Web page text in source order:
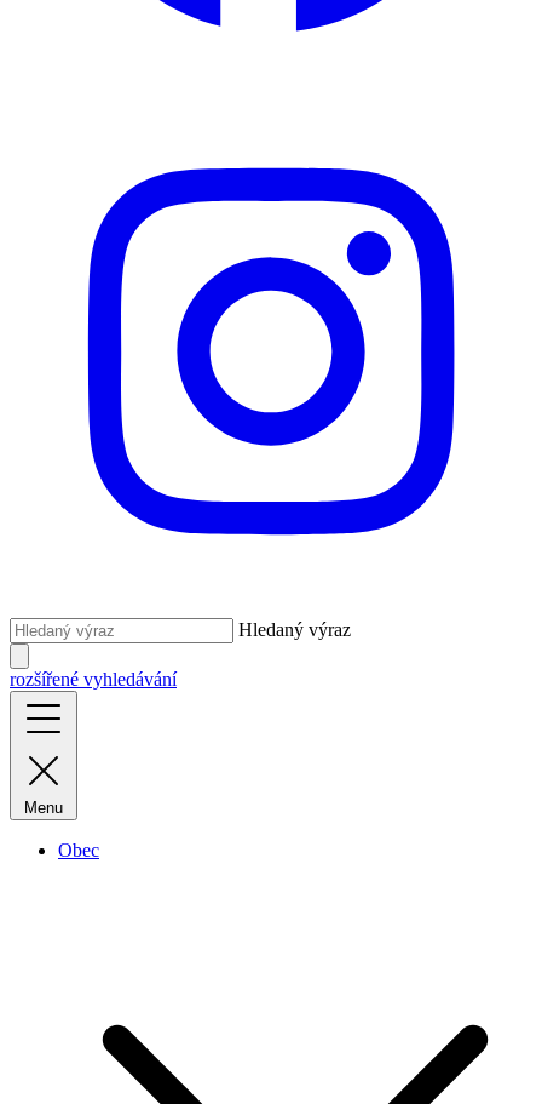
Hledaný výraz
rozšířené vyhledávání
Menu
Obec